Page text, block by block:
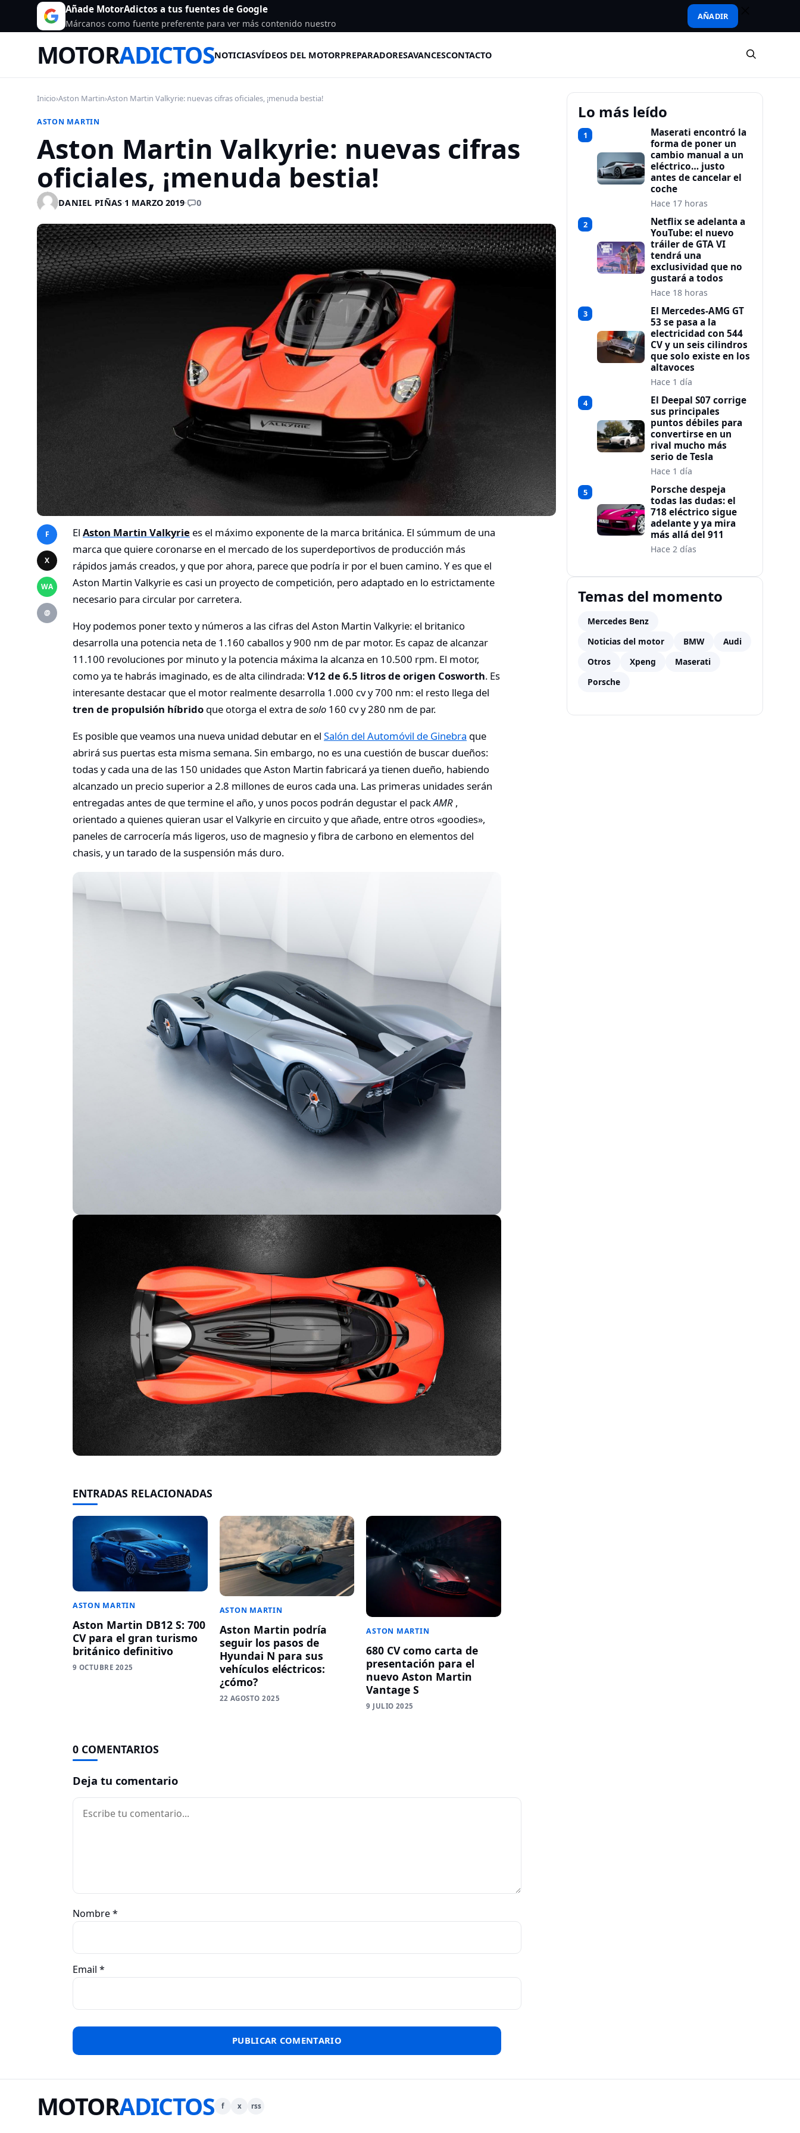
Añade MotorAdictos a tus fuentes de Google
Márcanos como fuente preferente para ver más contenido nuestro
AÑADIR
MOTORADICTOSNOTICIASVÍDEOS DEL MOTORPREPARADORESAVANCESCONTACTO
Inicio›Aston Martin›Aston Martin Valkyrie: nuevas cifras oficiales, ¡menuda bestia!
ASTON MARTIN
Aston Martin Valkyrie: nuevas cifras
oficiales, ¡menuda bestia!
DANIEL PIÑAS·1 MARZO 2019· 0
F
X
WA
@
El Aston Martin Valkyrie es el máximo exponente de la marca británica. El súmmum de una
marca que quiere coronarse en el mercado de los superdeportivos de producción más
rápidos jamás creados, y que por ahora, parece que podría ir por el buen camino. Y es que el
Aston Martin Valkyrie es casi un proyecto de competición, pero adaptado en lo estrictamente
necesario para circular por carretera.
Hoy podemos poner texto y números a las cifras del Aston Martin Valkyrie: el britanico
desarrolla una potencia neta de 1.160 caballos y 900 nm de par motor. Es capaz de alcanzar
11.100 revoluciones por minuto y la potencia máxima la alcanza en 10.500 rpm. El motor,
como ya te habrás imaginado, es de alta cilindrada:V12 de 6.5 litros de origen Cosworth. Es
interesante destacar que el motor realmente desarrolla 1.000 cv y 700 nm: el resto llega del
tren de propulsión híbrido que otorga el extra desolo 160 cv y 280 nm de par.
Es posible que veamos una nueva unidad debutar en el Salón del Automóvil de Ginebra que
abrirá sus puertas esta misma semana. Sin embargo, no es una cuestión de buscar dueños:
todas y cada una de las 150 unidades que Aston Martin fabricará ya tienen dueño, habiendo
alcanzado un precio superior a 2.8 millones de euros cada una. Las primeras unidades serán
entregadas antes de que termine el año, y unos pocos podrán degustar el packAMR ,
orientado a quienes quieran usar el Valkyrie en circuito y que añade, entre otros «goodies»,
paneles de carrocería más ligeros, uso de magnesio y fibra de carbono en elementos del
chasis, y un tarado de la suspensión más duro.
ENTRADAS RELACIONADAS
ASTON MARTIN
Aston Martin DB12 S: 700
CV para el gran turismo
británico definitivo
9 OCTUBRE 2025
ASTON MARTIN
Aston Martin podría
seguir los pasos de
Hyundai N para sus
vehículos eléctricos:
¿cómo?
22 AGOSTO 2025
ASTON MARTIN
680 CV como carta de
presentación para el
nuevo Aston Martin
Vantage S
9 JULIO 2025
0 COMENTARIOS
Deja tu comentario
Comentario
Nombre*
Email *
Lo más leído
1
Maserati encontró la
forma de poner un
cambio manual a un
eléctrico… justo
antes de cancelar el
coche
Hace 17 horas
2
Netflix se adelanta a
YouTube: el nuevo
tráiler de GTA VI
tendrá una
exclusividad que no
gustará a todos
Hace 18 horas
3
El Mercedes-AMG GT
53 se pasa a la
electricidad con 544
CV y un seis cilindros
que solo existe en los
altavoces
Hace 1 día
4
El Deepal S07 corrige
sus principales
puntos débiles para
convertirse en un
rival mucho más
serio de Tesla
Hace 1 día
5
Porsche despeja
todas las dudas: el
718 eléctrico sigue
adelante y ya mira
más allá del 911
Hace 2 días
Temas del momento
Mercedes Benz
Noticias del motor
BMW
Audi
Otros
Xpeng
Maserati
Porsche
MOTORADICTOS f x rss